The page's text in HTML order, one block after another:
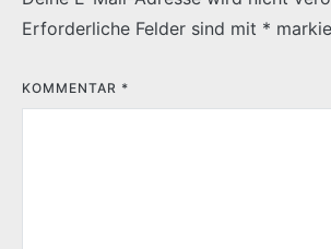
Erforderliche Felder sind mit *
KOMMENTAR *